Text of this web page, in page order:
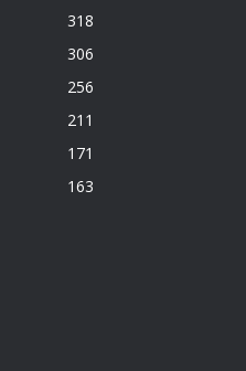
318
306
256
211
171
163